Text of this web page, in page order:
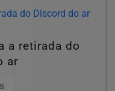
a retirada do
ar